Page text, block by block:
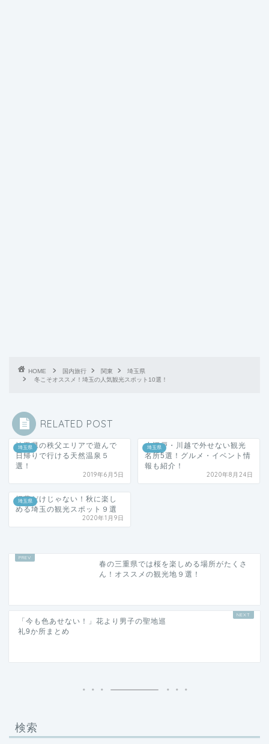
埼玉県
埼玉県の秩父エリアで遊んで
日帰りで行ける天然温泉５
選！
2019年6月5日 2020年8月24日
埼玉県
紅葉だけじゃない！秋に楽し
める埼玉の観光スポット９選